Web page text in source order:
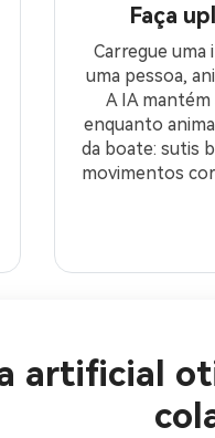
Faça
Carregue uma
uma pessoa,
A IA
enquanto
da boate: sutis
movimentos
artificial